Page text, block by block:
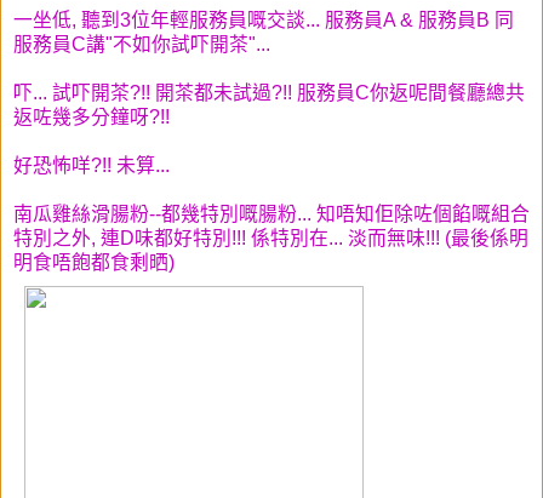
一坐低, 聽到3位年輕服務員嘅交談... 服務員A & 服務員B 同
服務員C講"不如你試吓開茶"...
吓... 試吓開茶?!! 開茶都未試過?!! 服務員C你返呢間餐廳總共
返咗幾多分鐘呀?!!
好恐怖咩?!! 未算...
南瓜雞絲滑腸粉--都幾特別嘅腸粉... 知唔知佢除咗個餡嘅組合
特別之外, 連D味都好特別!!! 係特別在... 淡而無味!!! (最後係明
明食唔飽都食剩晒)